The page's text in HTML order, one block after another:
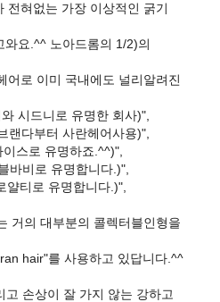
전혀없는 가장 이상적인 굵기
와요.^^ 노아드롬의 1/2)의
어로 이미 국내에도 널리알려진
시드니로 유명한 회사)",
랜다부터 사란헤어사용)",
스로 유명하죠.^^)",
바비로 유명합니다.)",
얄티로 유명합니다.)",
거의 대부분의 콜렉터블인형을
hair"를 사용하고 있답니다.^^
고 손상이 잘 가지 않는 강하고